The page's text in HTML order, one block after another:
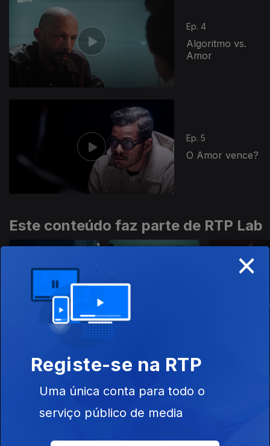
Ep. 4
Algoritmo vs.
Amor
Ep. 5
O Amor vence?
Este conteúdo faz parte de RTP Lab
Ecos do Mar
Cristo
Sangue &
nacionais
Salto de Fé Odisseia Millennial
×
Registe-se na RTP
Uma única conta para todo o
serviço público de media